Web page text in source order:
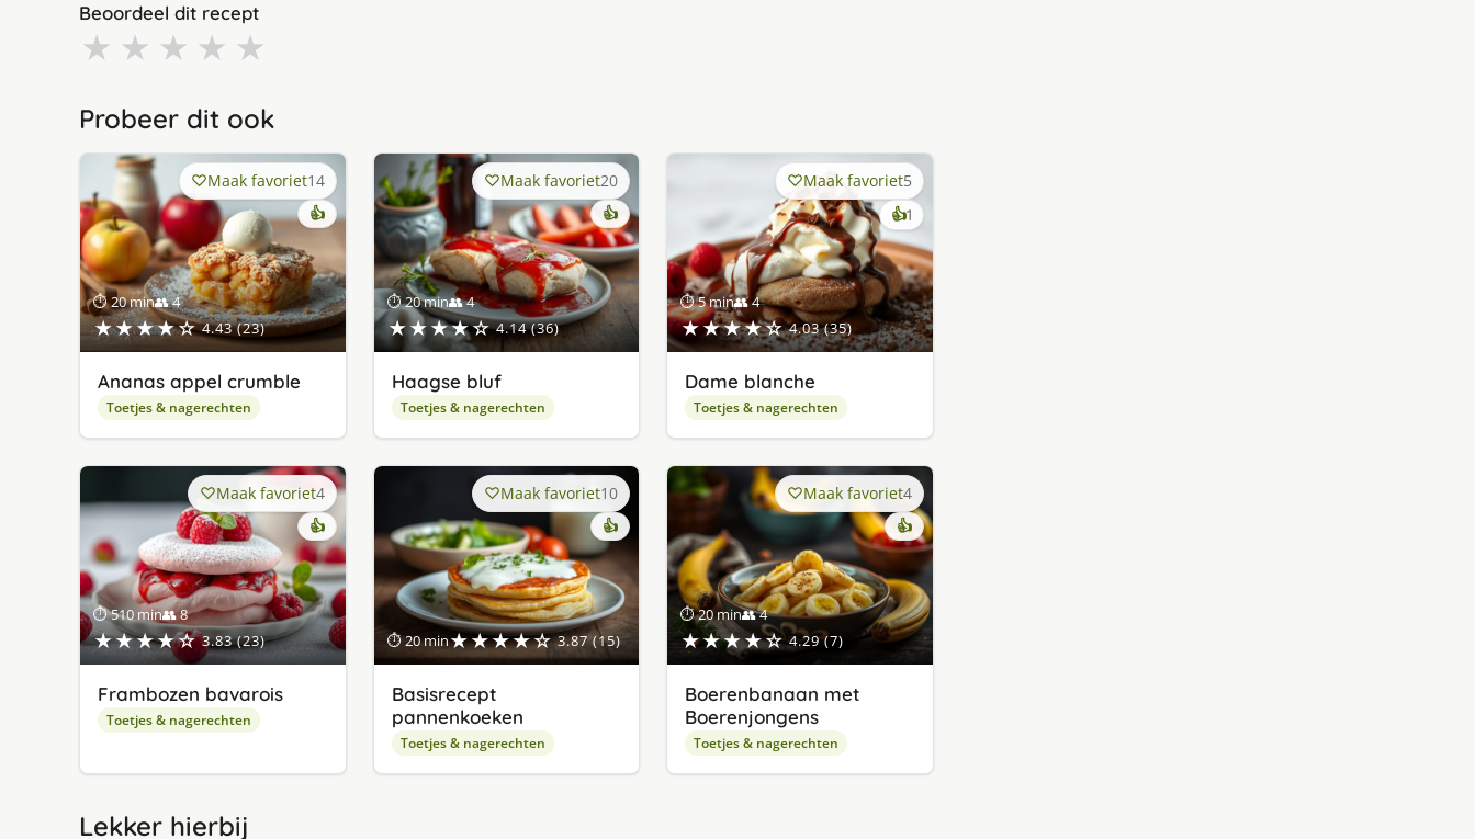
Beoordeel dit recept
★ ★ ★ ★ ★
Probeer dit ook
⏱ 20 min👥 4
★★★★☆ 4.43 (23)
Maak favoriet14
👍
Ananas appel crumble
Toetjes & nagerechten
⏱ 20 min👥 4
★★★★☆ 4.14 (36)
Maak favoriet20
👍
Haagse bluf
Toetjes & nagerechten
⏱ 5 min👥 4
★★★★☆ 4.03 (35)
Maak favoriet5
👍1keer
lekker
gevonden
Dame blanche
Toetjes & nagerechten
⏱ 510 min👥 8
★★★★☆ 3.83 (23)
Maak favoriet4
👍
Frambozen bavarois
Toetjes & nagerechten
⏱ 20 min★★★★☆ 3.87 (15)
Maak favoriet10
👍
Basisrecept
pannenkoeken
Toetjes & nagerechten
⏱ 20 min👥 4
★★★★☆ 4.29 (7)
Maak favoriet4
👍
Boerenbanaan met
Boerenjongens
Toetjes & nagerechten
Lekker hierbij